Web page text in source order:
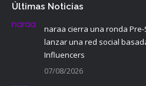
Últimas Noticias
naraa cierra una ronda
lanzar una red social
Influencers
07/08/2026